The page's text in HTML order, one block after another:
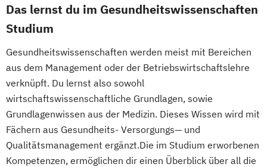
Golfbetriebsmanagement Golfsekretär:in
Group Fitness Trainer:in
Hotelbetriebswirt:in
Human Ressources in der Hotellerie
Konditionstraining für Pferde
Küchenleiter:in
Manager:in für Gesundheit im Betrieb
Manager:in im Pferdesport
Das lernst du im Gesundheitswissenschaften
Studium
Gesundheitswissenschaften werden meist mit Bereichen
aus dem Management oder der Betriebswirtschaftslehre
verknüpft. Du lernst also sowohl
wirtschaftswissenschaftliche Grundlagen, sowie
Grundlagenwissen aus der Medizin. Dieses Wissen wird mit
Fächern aus Gesundheits- Versorgungs— und
Qualitätsmanagement ergänzt.Die im Studium erworbenen
Kompetenzen, ermöglichen dir einen Überblick über all die